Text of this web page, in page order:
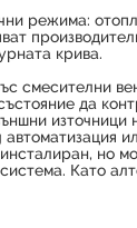
режима:
крива.
смесителни
да
източници
но
Като